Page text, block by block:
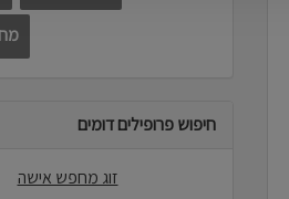
חיפוש פרופילים דומים
זוג מחפש אישה